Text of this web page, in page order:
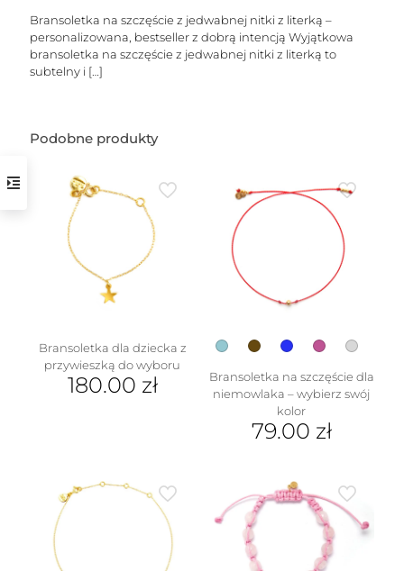
Bransoletka na szczęście z jedwabnej nitki z literką –
personalizowana, bestseller z dobrą intencją Wyjątkowa
bransoletka na szczęście z jedwabnej nitki z literką to
subtelny i […]
Podobne produkty
Bransoletka dla dziecka z
przywieszką do wyboru
180.00 zł
Opcje
Bransoletka na szczęście dla
niemowlaka – wybierz swój
kolor
79.00 zł
ma
wiele
wariantów.
Opcje
można